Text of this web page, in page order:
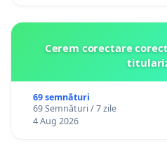
Cerem corectare
69 semnături
69 Semnături / 7 zile
4 Aug 2026